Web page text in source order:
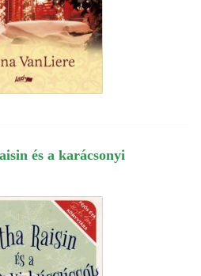
és a karácsonyi